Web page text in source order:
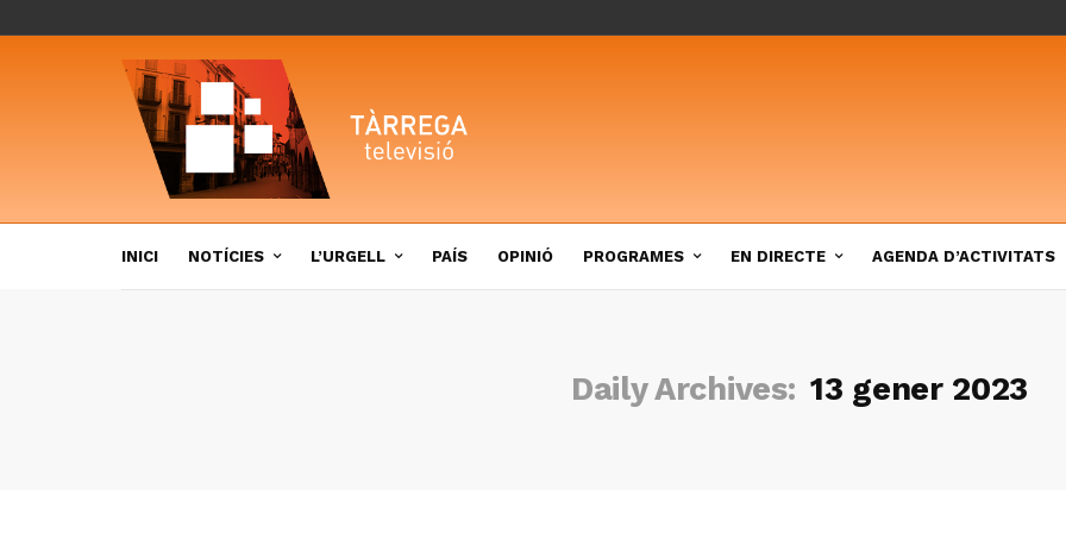
INICI NOTÍCIES L’URGELL PAÍS OPINIÓ PROGRAMES EN DIRECTE AGENDA D’ACTIVITATS
Daily Archives: 13 gener 2023